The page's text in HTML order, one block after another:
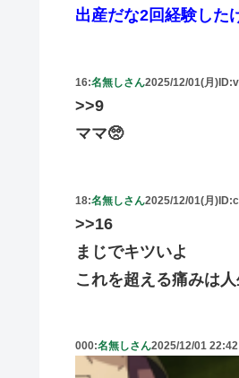
出産だな2回経験した
16:名無しさん2025/12/01(月)
>>9
ママ🥺
18:名無しさん2025/12/01(月)
>>16
まじでキツいよ
これを超える痛みは
000:名無しさん2025/12/01